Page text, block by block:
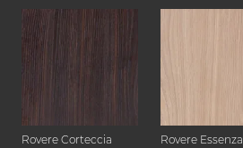
Rovere Corteccia Rovere Essenza